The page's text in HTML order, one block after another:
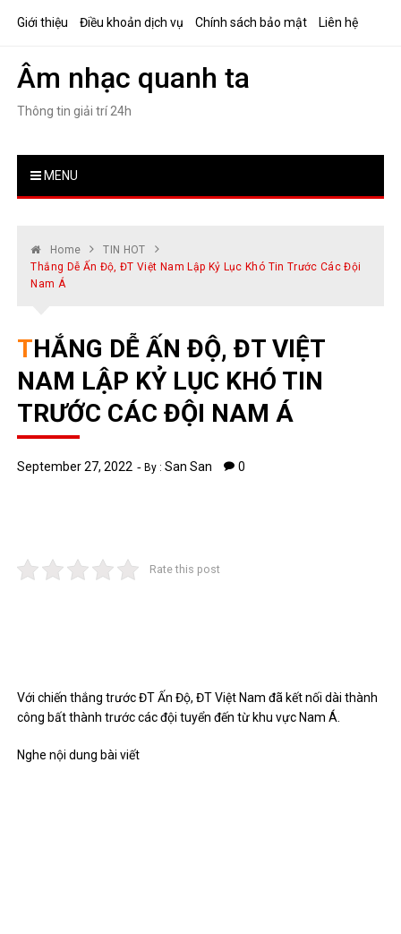
Giới thiệu Điều khoản dịch vụ Chính sách bảo mật Liên hệ
Âm nhạc quanh ta
Thông tin giải trí 24h
MENU
Home
TIN HOT
Thắng Dễ Ấn Độ, ĐT Việt Nam Lập Kỷ Lục Khó Tin Trước Các Đội
Nam Á
THẮNG DỄ ẤN ĐỘ, ĐT VIỆT
NAM LẬP KỶ LỤC KHÓ TIN
TRƯỚC CÁC ĐỘI NAM Á
September 27, 2022 By :San San 0
Rate this post
Với chiến thắng trước ĐT Ấn Độ, ĐT Việt Nam đã kết nối dài thành
công bất thành trước các đội tuyển đến từ khu vực Nam Á.
Nghe nội dung bài viết